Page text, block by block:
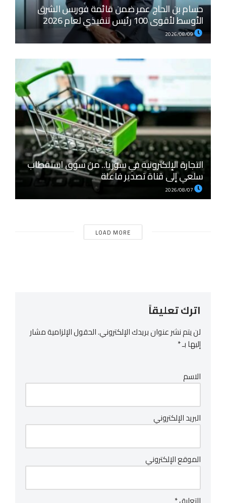
حسام بن الحاج عمر ضمن قائمة فوربس الشرق
الأوسط لأقوى 100 رئيس تنفيذي لعام 2026
2026/08/09
التجارة الإلكترونية في سوريا.. من سوق استقطاب
سلعي إلى قناة تصدير فاعلة
LOAD MORE
اترك تعليقاً
لن يتم نشر عنوان بريدك الإلكتروني.الحقول الإلزامية مشار
إليها بـ*
الاسم
البريد الإلكتروني
الموقع الإلكتروني